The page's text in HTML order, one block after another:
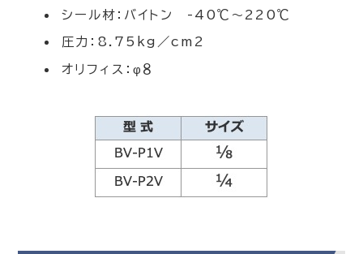
シール材：バイトン -40℃～220℃
圧力：8.75kg／cm2
オリフィス：φ８